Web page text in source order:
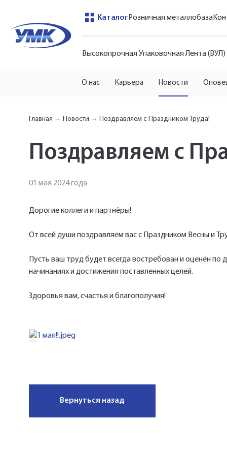
Каталог Розничная металлобаза
Высокопрочная Упаковочная Лента (ВУЛ)
О нас Карьера Новости
Главная Новости Поздравляем с Праздником Труда!
Поздравляем с
01 мая 2024 года
Дорогие коллеги и партнёры!
От всей души поздравляем вас с Праздником Весны и
Пусть ваш труд будет всегда востребован и оценён
начинаниях и достижения поставленных целей.
Здоровья вам, счастья и благополучия!
Вернуться назад